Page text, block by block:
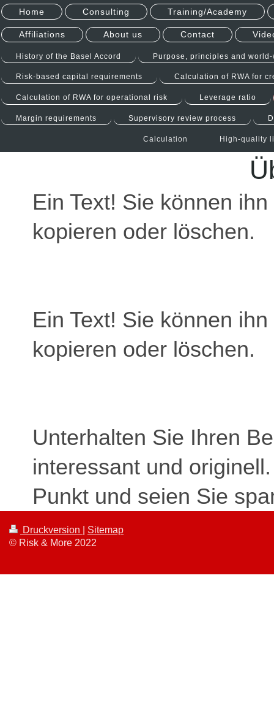
Home Consulting Training/Academy
Affiliations About us Contact
History of the Basel Accord Purpose, principles and
Risk-based capital requirements Calculation of RWA for
Calculation of RWA for operational risk Leverage ratio
Margin requirements Supervisory review process
Calculation High-quality
Ein Text! Sie können
kopieren oder löschen.
Ein Text! Sie können
kopieren oder löschen.
Unterhalten Sie Ihren
interessant und
Punkt und seien Sie
Druckversion
Sitemap
© Risk & More 2022